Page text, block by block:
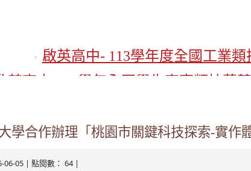
啟英高中- 113學年度全國工業
英高中-113學年全國學生家事類技藝
餐飲管理科桃園第一、資料處理
學合作辦理「桃園市關鍵科技探索-實作
05 | 點閱數： 64 |